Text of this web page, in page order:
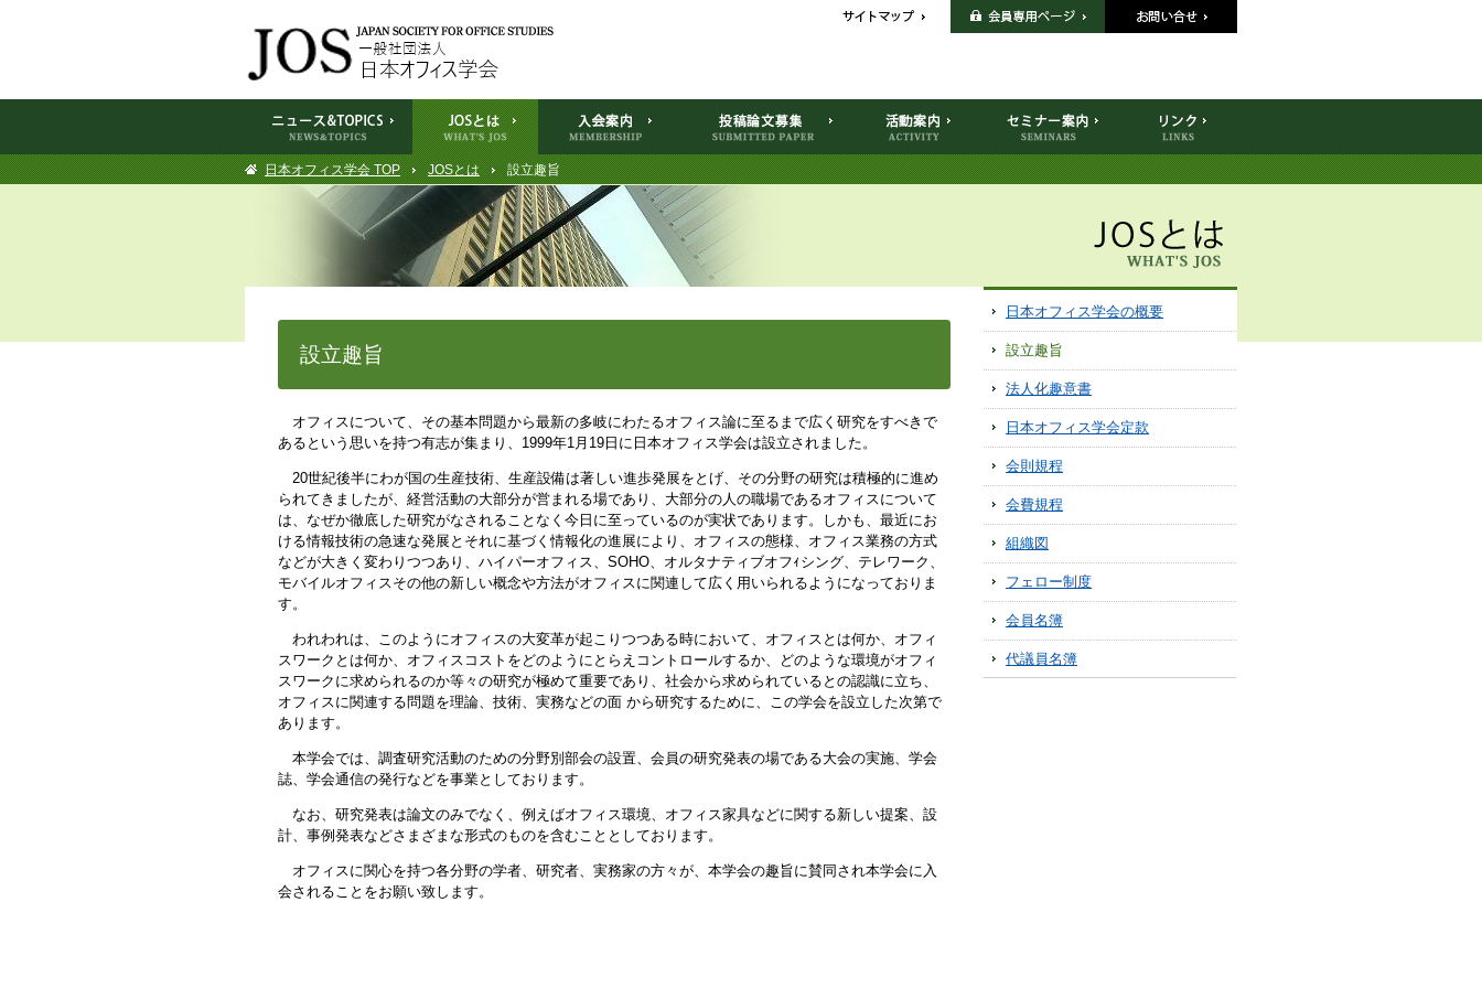
日本オフィス学会 TOP JOSとは 設立趣旨
設立趣旨
オフィスについて、その基本問題から最新の多岐にわたるオフィス論に至るまで広く研究をすべきで
あるという思いを持つ有志が集まり、1999年1月19日に日本オフィス学会は設立されました。
20世紀後半にわが国の生産技術、生産設備は著しい進歩発展をとげ、その分野の研究は積極的に進め
られてきましたが、経営活動の大部分が営まれる場であり、大部分の人の職場であるオフィスについて
は、なぜか徹底した研究がなされることなく今日に至っているのが実状であります。しかも、最近にお
ける情報技術の急速な発展とそれに基づく情報化の進展により、オフィスの態様、オフィス業務の方式
などが大きく変わりつつあり、ハイパーオフィス、SOHO、オルタナティブオフｨシング、テレワーク、
モバイルオフィスその他の新しい概念や方法がオフィスに関連して広く用いられるようになっておりま
す。
われわれは、このようにオフィスの大変革が起こりつつある時において、オフィスとは何か、オフィ
スワークとは何か、オフィスコストをどのようにとらえコントロールするか、どのような環境がオフィ
スワークに求められるのか等々の研究が極めて重要であり、社会から求められているとの認識に立ち、
オフィスに関連する問題を理論、技術、実務などの面 から研究するために、この学会を設立した次第で
あります。
本学会では、調査研究活動のための分野別部会の設置、会員の研究発表の場である大会の実施、学会
誌、学会通信の発行などを事業としております。
なお、研究発表は論文のみでなく、例えばオフィス環境、オフィス家具などに関する新しい提案、設
計、事例発表などさまざまな形式のものを含むこととしております。
オフィスに関心を持つ各分野の学者、研究者、実務家の方々が、本学会の趣旨に賛同され本学会に入
会されることをお願い致します。
日本オフィス学会の概要
設立趣旨
法人化趣意書
日本オフィス学会定款
会則規程
会費規程
組織図
フェロー制度
会員名簿
代議員名簿